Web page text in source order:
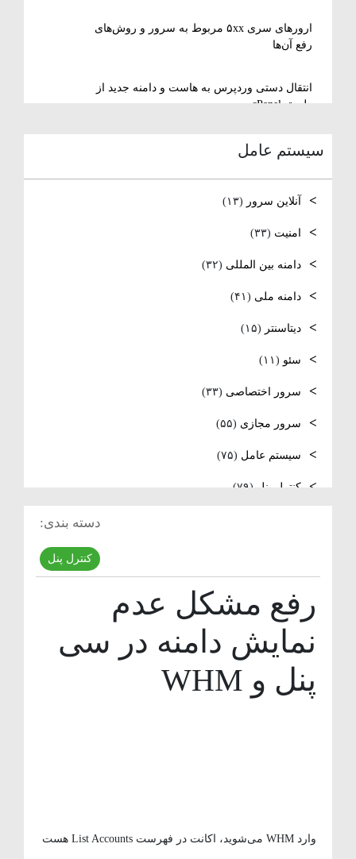
ارورهای سری ۵xx مربوط به سرور و روش‌های
رفع آن‌ها
انتقال دستی وردپرس به هاست و دامنه جدید از
طریق cPanel
Windows Server
سیستم عامل
آنلاین سرور (۱۳)
امنیت(۳۳)
دامنه بین المللی(۳۲)
دامنه ملی(۴۱)
دیتاسنتر(۱۵)
سئو(۱۱)
سرور اختصاصی(۳۳)
سرور مجازی(۵۵)
سیستم عامل(۷۵)
کنترل پنل (۷۹)
هاست(۳۹)
وردپرس(۹)
ویدئو آموزشی
دسته بندی:
کنترل پنل
رفع مشکل عدم
نمایش دامنه در سی
پنل و WHM
وارد WHM می‌شوید، اکانت در فهرست List Accounts هست